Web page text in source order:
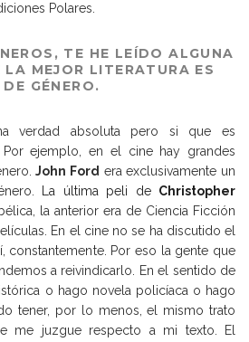
Polares.
TE HE LEÍDO ALGUNA
MEJOR LITERATURA ES
GÉNERO.
verdad absoluta pero si que es
Por ejemplo, en el cine hay grandes
John Ford era exclusivamente un
La última peli de Christopher
la anterior era de Ciencia Ficción
En el cine no se ha discutido el
constantemente. Por eso la gente que
a reivindicarlo. En el sentido de
o hago novela policíaca o hago
tener, por lo menos, el mismo trato
me juzgue respecto a mi texto. El